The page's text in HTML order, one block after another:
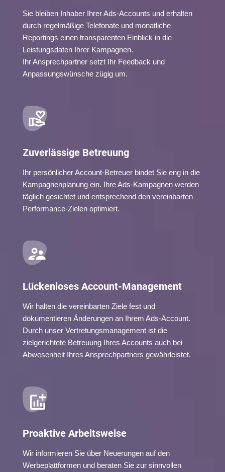
Sie bleiben Inhaber Ihrer Ads-Accounts und erhalten
durch regelmäßige Telefonate und monatliche
Reportings einen transparenten Einblick in die
Leistungsdaten Ihrer Kampagnen.
Ihr Ansprechpartner setzt Ihr Feedback und
Anpassungswünsche zügig um.
Zuverlässige Betreuung
Ihr persönlicher Account-Betreuer bindet Sie eng in die
Kampagnenplanung ein. Ihre Ads-Kampagnen werden
täglich gesichtet und entsprechend den vereinbarten
Performance-Zielen optimiert.
Lückenloses Account-Management
Wir halten die vereinbarten Ziele fest und
dokumentieren Änderungen an Ihrem Ads-Account.
Durch unser Vertretungsmanagement ist die
zielgerichtete Betreuung Ihres Accounts auch bei
Abwesenheit Ihres Ansprechpartners gewährleistet.
Proaktive Arbeitsweise
Wir informieren Sie über Neuerungen auf den
Werbeplattformen und beraten Sie zur sinnvollen